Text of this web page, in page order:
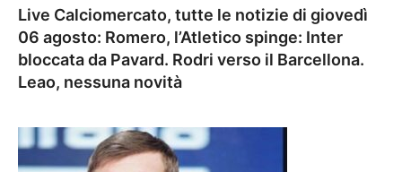
Live Calciomercato, tutte le notizie di giovedì
06 agosto: Romero, l’Atletico spinge: Inter
bloccata da Pavard. Rodri verso il Barcellona.
Leao, nessuna novità